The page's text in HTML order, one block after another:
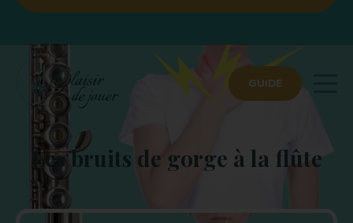
GUIDE
Les bruits de gorge à la flûte